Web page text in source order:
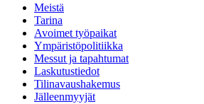
Meistä
Tarina
Avoimet työpaikat
Ympäristöpolitiikka
Messut ja tapahtumat
Laskutustiedot
Tilinavaushakemus
Jälleenmyyjät